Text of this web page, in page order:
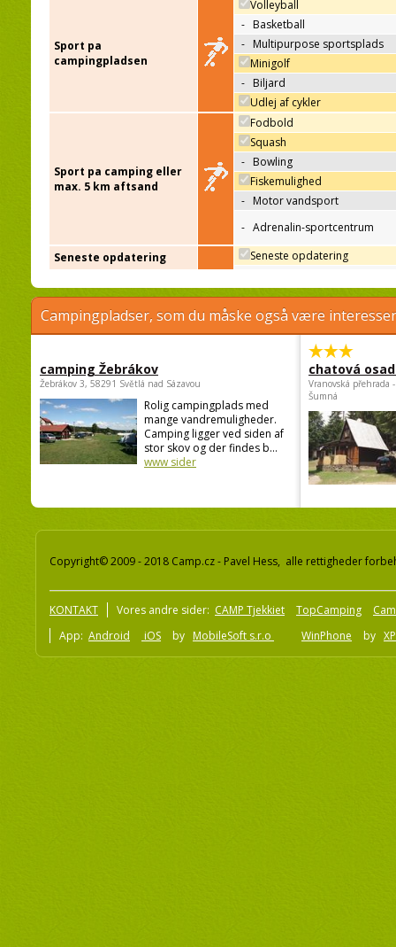
Sport pa
campingpladsen
Volleyball
- Basketball
- Multipurpose sportsplads
Minigolf
- Biljard
Udlej af cykler
Sport pa camping eller
max. 5 km aftsand
Fodbold
Squash
- Bowling
Fiskemulighed
- Motor vandsport
- Adrenalin-sportcentrum
Seneste opdatering
Seneste opdatering
Campingpladser, som du måske også være
camping Žebrákov
Žebrákov 3, 58291 Světlá nad Sázavou
Rolig campingplads med
mange vandremuligheder.
Camping ligger ved siden af
stor skov og der findes b...
www sider
chatová
Vranovská přehrada
Šumná
Copyright© 2009 - 2018 Camp.cz - Pavel Hess, alle rettigheder
KONTAKT Vores andre sider: CAMP Tjekkiet TopCamping
App: Android iOS by MobileSoft s.r.o WinPhone by